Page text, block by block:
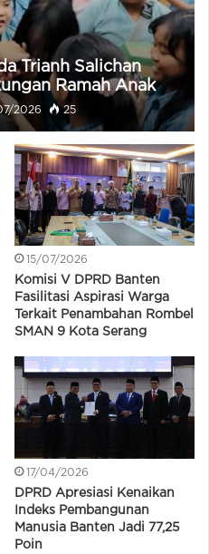
Trianh Salichan
Ramah Anak
2026 25
15/07/2026
Komisi V DPRD Banten
Fasilitasi Aspirasi Warga
Terkait Penambahan Rombel
SMAN 9 Kota Serang
17/04/2026
DPRD Apresiasi Kenaikan
Indeks Pembangunan
Manusia Banten Jadi 77,25
Poin